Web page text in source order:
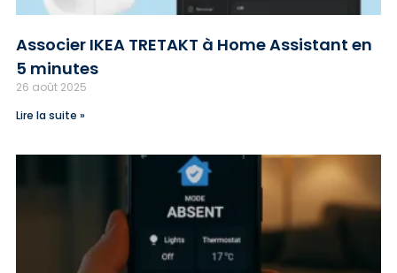
Associer IKEA TRETAKT à Home Assistant en
5 minutes
26 août 2025
Lire la suite »